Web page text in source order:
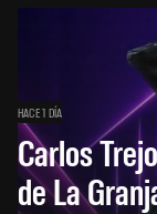
HACE 1 DÍA
Carlos
de La